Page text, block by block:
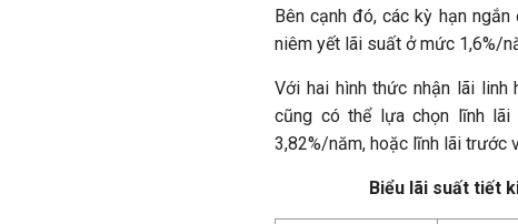
Bên cạnh đó, các kỳ hạn
niêm yết lãi suất ở mức 1,6%/
Với hai hình thức nhận lãi linh
cũng có thể lựa chọn lĩnh
3,82%/năm, hoặc lĩnh lãi trước
Biểu lãi suất tiết